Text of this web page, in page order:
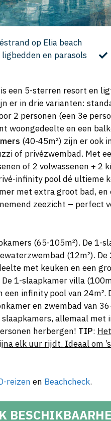
op Elia beach
en parasols
een 5-sterren resort en
er in drie varianten:
2 personen (een 3e
woongedeelte en een
(40-45m²) zijn er ook
of privézwembad. Met
of 2 volwassenen + 2
infinity pool dé ultieme
met extra groot bad, en
zeezicht – perfect
(65-105m²). De 1-
(12m²).
met keuken en een
De 1-slaapkamer villa
een infinity pool van
en zwembad van
allemaal met
herbergen! TIP:
elk uur rijdt. Ideaal om
reizen en Beachcheck.